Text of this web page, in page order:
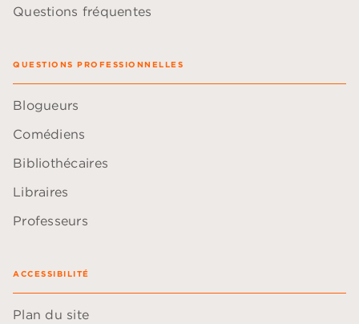
Questions fréquentes
QUESTIONS PROFESSIONNELLES
Blogueurs
Comédiens
Bibliothécaires
Libraires
Professeurs
ACCESSIBILITÉ
Plan du site